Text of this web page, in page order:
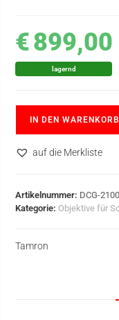
€899,00
lagernd
IN DEN WARENKORB
auf die Merkliste
Artikelnummer: DCG-
Kategorie: Objektive für
Tamron